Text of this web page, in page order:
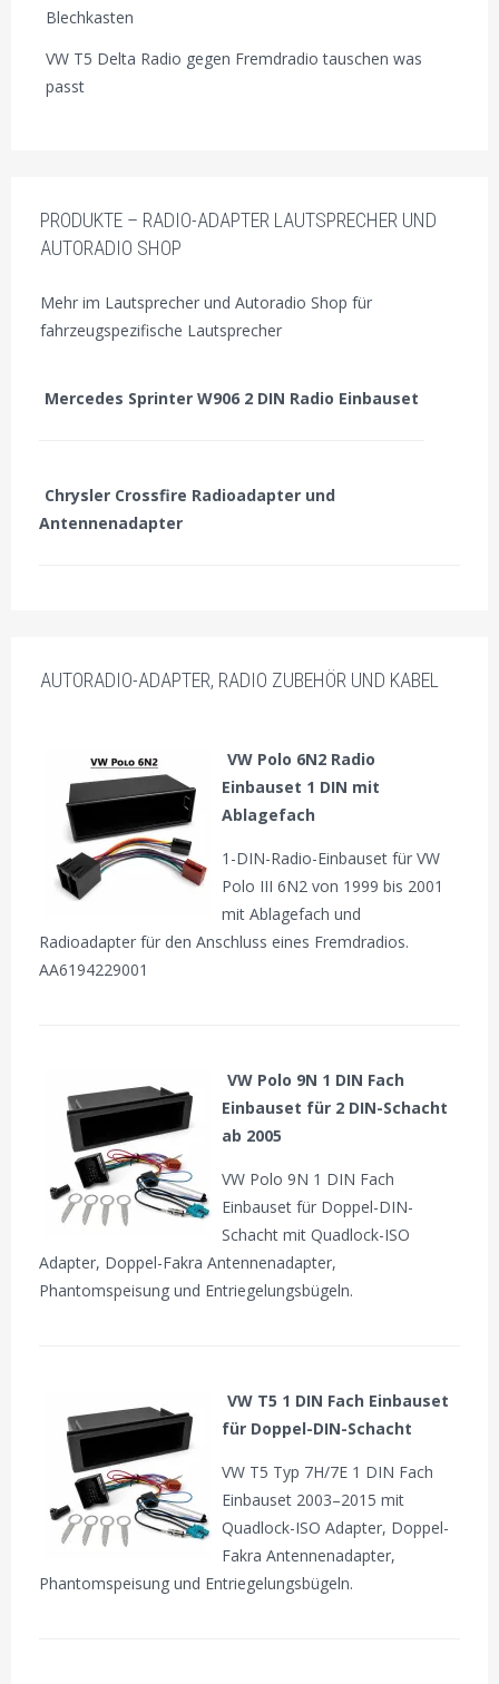
Blechkasten
VW T5 Delta Radio gegen Fremdradio tauschen was
passt
PRODUKTE – RADIO-ADAPTER LAUTSPRECHER UND
AUTORADIO SHOP
Mehr im Lautsprecher und Autoradio Shop für
fahrzeugspezifische Lautsprecher
Mercedes Sprinter W906 2 DIN Radio Einbauset
Chrysler Crossfire Radioadapter und
Antennenadapter
AUTORADIO-ADAPTER, RADIO ZUBEHÖR UND KABEL
VW Polo 6N2 Radio
Einbauset 1 DIN mit
Ablagefach
1-DIN-Radio-Einbauset für VW
Polo III 6N2 von 1999 bis 2001
mit Ablagefach und
Radioadapter für den Anschluss eines Fremdradios.
AA6194229001
VW Polo 9N 1 DIN Fach
Einbauset für 2 DIN-Schacht
ab 2005
VW Polo 9N 1 DIN Fach
Einbauset für Doppel-DIN-
Schacht mit Quadlock-ISO
Adapter, Doppel-Fakra Antennenadapter,
Phantomspeisung und Entriegelungsbügeln.
VW T5 1 DIN Fach Einbauset
für Doppel-DIN-Schacht
VW T5 Typ 7H/7E 1 DIN Fach
Einbauset 2003–2015 mit
Quadlock-ISO Adapter, Doppel-
Fakra Antennenadapter,
Phantomspeisung und Entriegelungsbügeln.